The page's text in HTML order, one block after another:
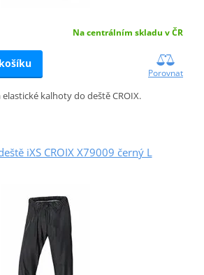
Na centrálním skladu v ČR
Porovnat
elastické kalhoty do deště CROIX.
iXS CROIX X79009 černý L